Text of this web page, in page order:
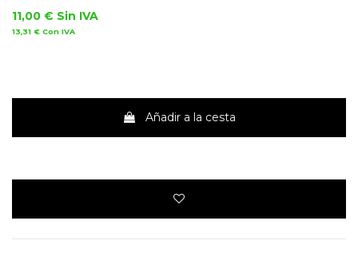
11,00 € Sin IVA
13,31 € Con IVA
Añadir a la cesta